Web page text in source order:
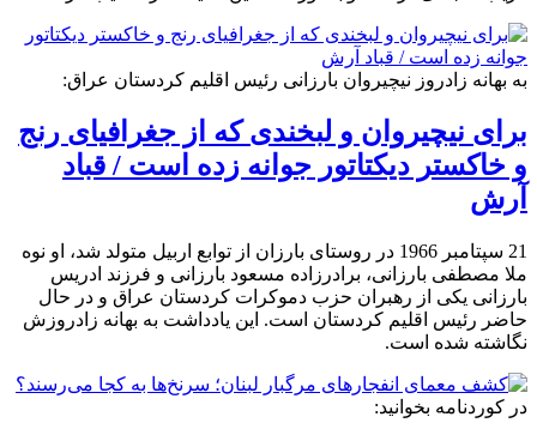
به بهانه زادروز نیچیروان بارزانی رئیس اقلیم کردستان عراق:
برای نیچیروان و لبخندی که از جغرافیای رنج
و خاکستر دیکتاتور جوانه زده است / قباد
آرش
21 سپتامبر 1966 در روستای بارزان از توابع اربیل متولد شد، او نوه
ملا مصطفی بارزانی، برادرزاده مسعود بارزانی و فرزند ادریس
بارزانی یکی از رهبران حزب دموکرات کردستان عراق و در حال
حاضر رئیس اقلیم کردستان است. این یادداشت به بهانه زادروزش
نگاشته شده است.
در کوردنامە بخوانید: